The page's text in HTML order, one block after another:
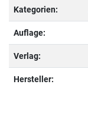
Kategorien:
Auflage:
Verlag:
Hersteller: